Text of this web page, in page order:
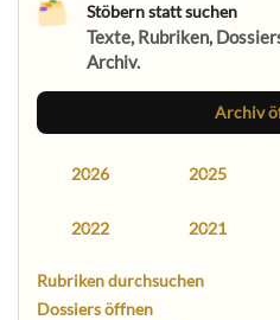
Stöbern statt suchen
Texte, Rubriken,
Archiv.
Archiv
2026 2025
2022 2021
Rubriken durchsuchen
Dossiers öffnen